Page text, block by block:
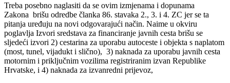
Treba posebno naglasiti da se ovim izmjenama i dopunama
Zakona brišu odredbe članka 86. stavaka 2., 3. i 4. ZC jer se ta
pitanja uređuju na novi odgovarajući način. Naime u okviru
poglavlja Izvori sredstava za financiranje javnih cesta brišu se
sljedeći izvori 2) cestarina za uporabu autoceste i objekta s naplatom
(most, tunel, vijadukt i slično), 3) naknada za uporabu javnih cesta
motornim i priključnim vozilima registriranim izvan Republike
Hrvatske, i 4) naknada za izvanredni prijevoz,